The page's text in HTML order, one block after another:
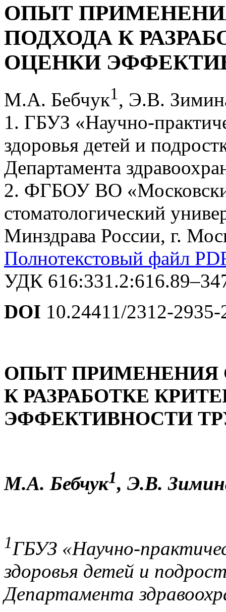
ОПЫТ
ПОДХОДА К
ОЦЕНКИ
М.А. Бебчук1, Э.В.
1. ГБУЗ «Научно-
здоровья детей и
Департамента
2. ФГБОУ ВО
стоматологический
Минздрава России, г.
Полнотекстовый файл
УДК
DOI 10.24411/2312-
ОПЫТ ПРИМЕНЕНИЯ
К РАЗРАБОТКЕ
ЭФФЕКТИВНОСТИ
М.А. Бебчук1, Э.В.
1ГБУЗ «Научно-
здоровья детей и
Департамента